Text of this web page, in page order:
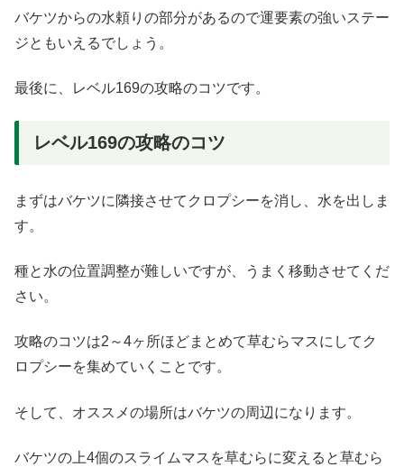
バケツからの水頼りの部分があるので運要素の強いステー
ジともいえるでしょう。
最後に、レベル169の攻略のコツです。
レベル169の攻略のコツ
まずはバケツに隣接させてクロプシーを消し、水を出しま
す。
種と水の位置調整が難しいですが、うまく移動させてくだ
さい。
攻略のコツは2～4ヶ所ほどまとめて草むらマスにしてク
ロプシーを集めていくことです。
そして、オススメの場所はバケツの周辺になります。
バケツの上4個のスライムマスを草むらに変えると草むら